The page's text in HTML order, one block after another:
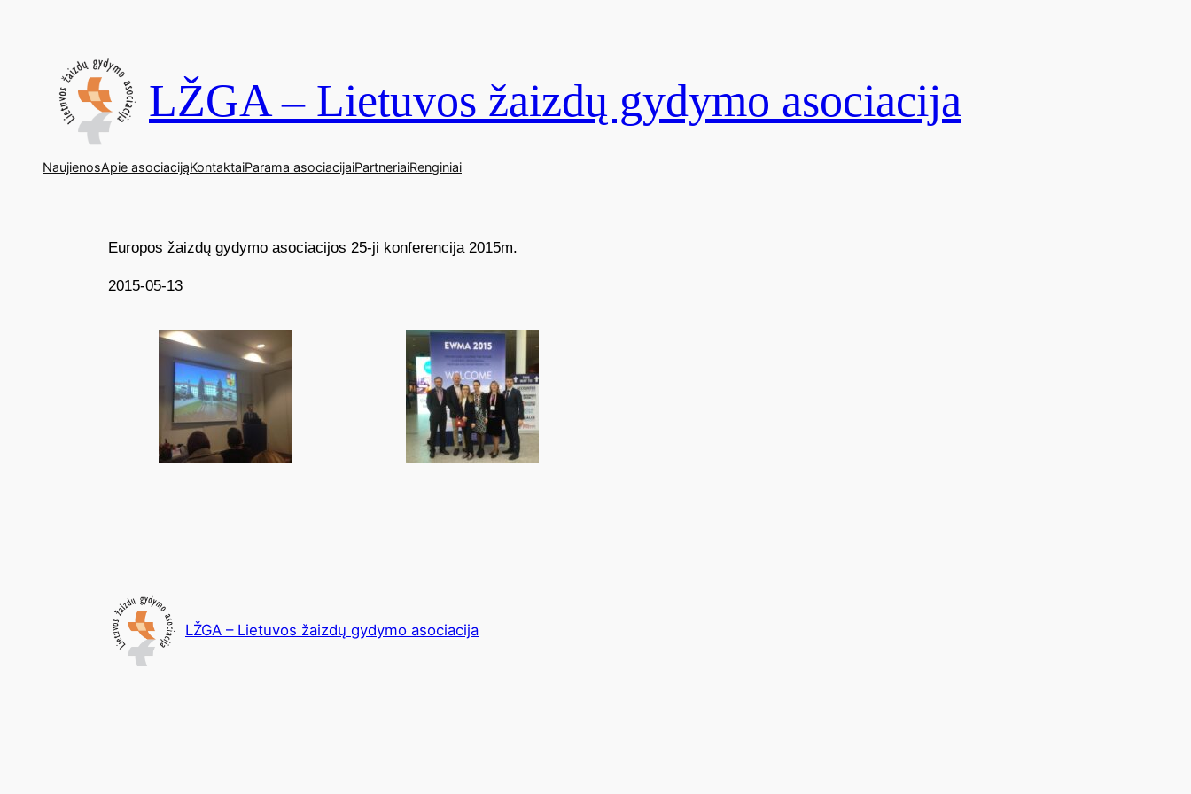
LŽGA – Lietuvos žaizdų gydymo asociacija
NaujienosApie asociacijąKontaktaiParama asociacijaiPartneriaiRenginiai
Europos žaizdų gydymo asociacijos 25-ji konferencija 2015m.
2015-05-13
LŽGA – Lietuvos žaizdų gydymo asociacija